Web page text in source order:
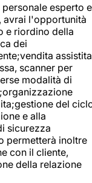
esperto e
avrai l'opportunità
e riordino della
dei
assistita
scanner per
modalità di
del
e alla
sicurezza
permetterà inoltre
con il cliente,
della relazione